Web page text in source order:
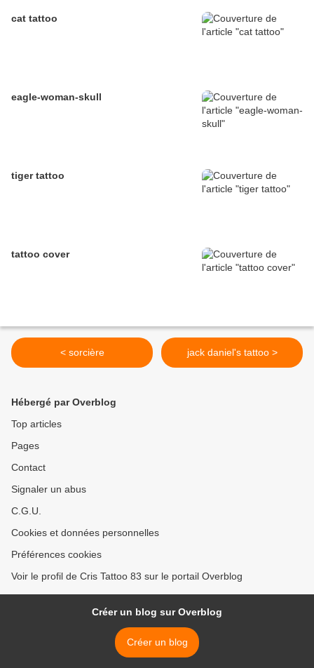
cat tattoo
eagle-woman-skull
tiger tattoo
tattoo cover
< sorcière jack daniel's tattoo >
Hébergé par Overblog
Top articles
Pages
Contact
Signaler un abus
C.G.U.
Cookies et données personnelles
Préférences cookies
Voir le profil de Cris Tattoo 83 sur le portail Overblog
Créer un blog sur Overblog
Créer un blog